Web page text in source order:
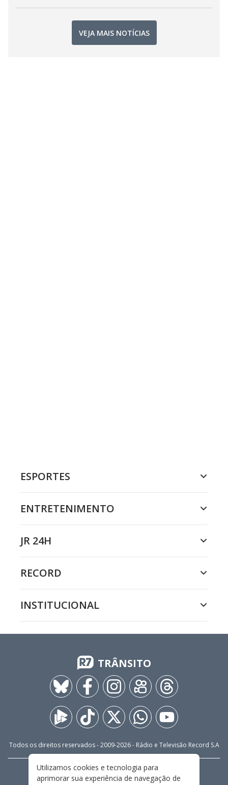
VEJA MAIS NOTÍCIAS
ESPORTES
ENTRETENIMENTO
JR 24H
RECORD
INSTITUCIONAL
TRÂNSITO
Todos os direitos reservados - 2009-2026- Rádio e Televisão Record S.A
FALE CONOSCO
PRIVACIDADE
Utilizamos cookies e tecnologia para
aprimorar sua experiência de navegação de